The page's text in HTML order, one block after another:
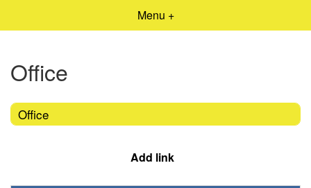
Menu +
Office
Office
Add link